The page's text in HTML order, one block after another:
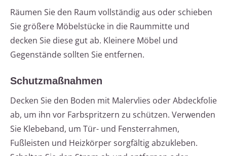
Räumen Sie den Raum vollständig aus oder schieben
Sie größere Möbelstücke in die Raummitte und
decken Sie diese gut ab. Kleinere Möbel und
Gegenstände sollten Sie entfernen.
Schutzmaßnahmen
Decken Sie den Boden mit Malervlies oder Abdeckfolie
ab, um ihn vor Farbspritzern zu schützen. Verwenden
Sie Klebeband, um Tür- und Fensterrahmen,
Fußleisten und Heizkörper sorgfältig abzukleben.